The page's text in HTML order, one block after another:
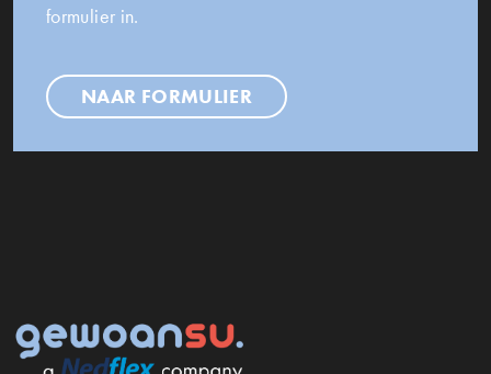
formulier in.
NAAR FORMULIER